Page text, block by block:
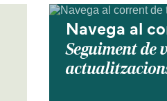
Navega al
Seguiment de